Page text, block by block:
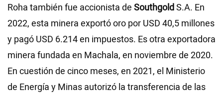
Roha también fue accionista de SouthgoldS.A. En
2022, esta minera exportó oro por USD 40,5 millones
y pagó USD 6.214 en impuestos. Es otra exportadora
minera fundada en Machala, en noviembre de 2020.
En cuestión de cinco meses, en 2021, el Ministerio
de Energía y Minas autorizó la transferencia de las